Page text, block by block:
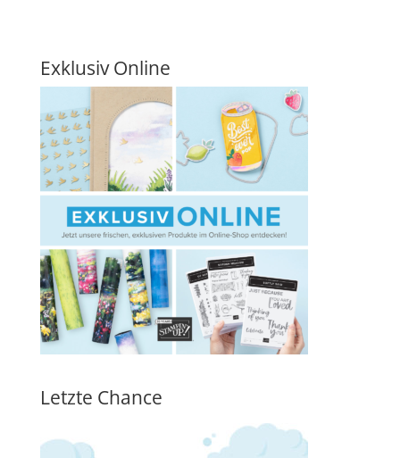
Exklusiv Online
Letzte Chance